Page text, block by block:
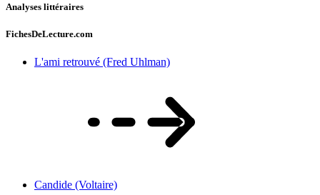
Analyses littéraires
FichesDeLecture.com
L'ami retrouvé (Fred Uhlman)
Candide (Voltaire)